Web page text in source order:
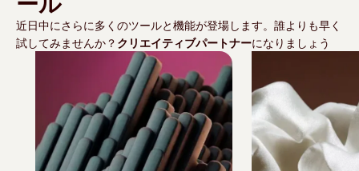
近日中にさらに多くのツールと機能が登場します。誰よりも早く
試してみませんか？ クリエイティブパートナーになりましょう